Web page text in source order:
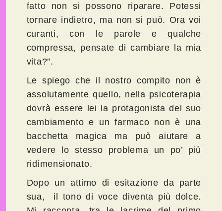
fatto non si possono riparare. Potessi
tornare indietro, ma non si può. Ora voi
curanti, con le parole e qualche
compressa, pensate di cambiare la mia
vita?”.
Le spiego che il nostro compito non è
assolutamente quello, nella psicoterapia
dovrà essere lei la protagonista del suo
cambiamento e un farmaco non è una
bacchetta magica ma può aiutare a
vedere lo stesso problema un po’ più
ridimensionato.
Dopo un attimo di esitazione da parte
sua, il tono di voce diventa più dolce.